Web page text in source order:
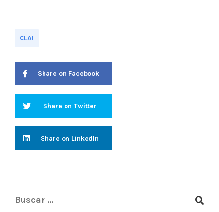
CLAI
Share on Facebook
Share on Twitter
Share on LinkedIn